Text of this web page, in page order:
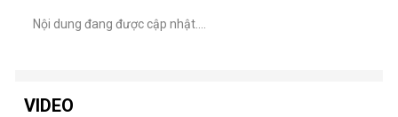
Trọng lượng
Nội dung đang được cập nhật....
VIDEO